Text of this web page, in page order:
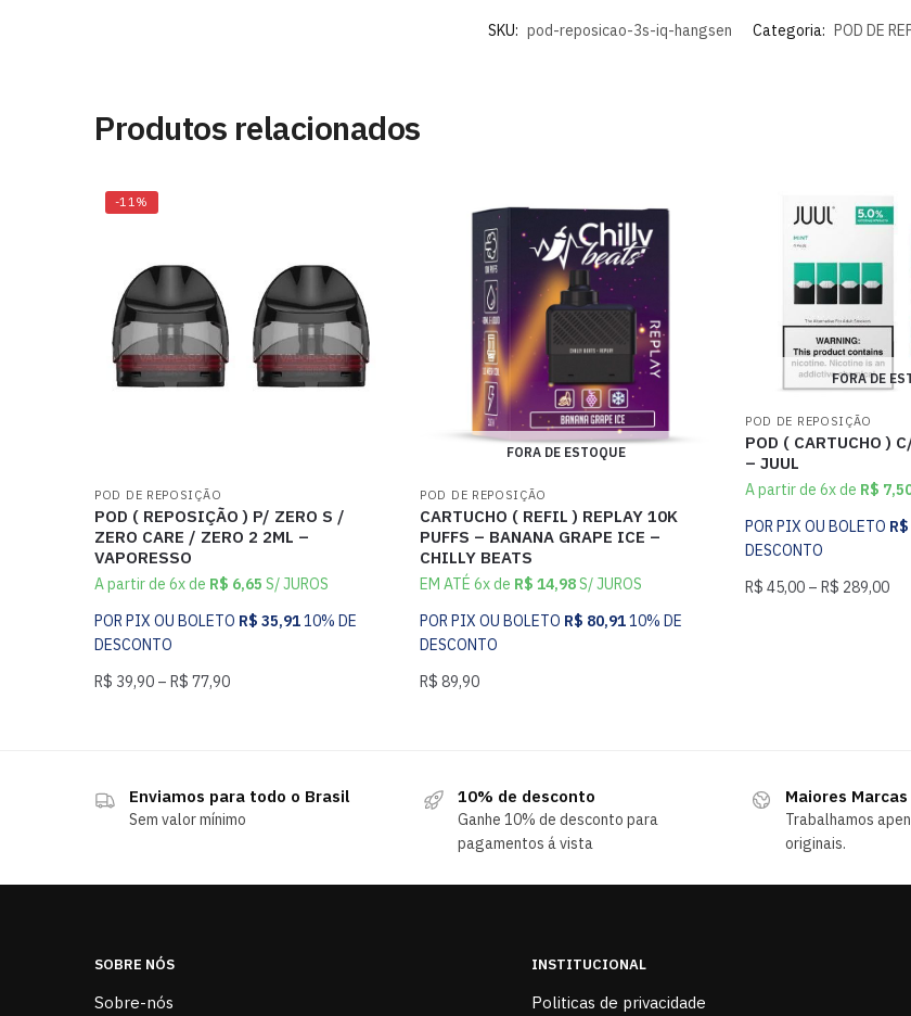
SKU: pod-reposicao-3s-iq-hangsen Categoria: POD DE
Produtos relacionados
-11%
POD DE REPOSIÇÃO
POD ( REPOSIÇÃO ) P/ ZERO S /
ZERO CARE / ZERO 2 2ML –
VAPORESSO
A partir de 6x de R$ 6,65 S/ JUROS
POR PIX OU BOLETO R$ 35,9110% DE
DESCONTO
R$ 39,90 –R$ 77,90
FORA DE ESTOQUE
POD DE REPOSIÇÃO
CARTUCHO ( REFIL ) REPLAY 10K
PUFFS – BANANA GRAPE ICE –
CHILLY BEATS
EM ATÉ 6x de R$ 14,98S/ JUROS
POR PIX OU BOLETO R$ 80,9110% DE
DESCONTO
R$ 89,90
FORA DE
POD DE REPOSIÇÃO
POD ( CARTUCHO )
– JUUL
A partir de 6x de R$
POR PIX OU BOLETO R$
DESCONTO
R$ 45,00– R$ 289,00
Enviamos para todo o Brasil
Sem valor mínimo
10% de desconto
Ganhe 10% de desconto para
pagamentos á vista
Maiores
Trabalhamos
originais.
SOBRE NÓS
Sobre-nós
INSTITUCIONAL
Politicas de privacidade